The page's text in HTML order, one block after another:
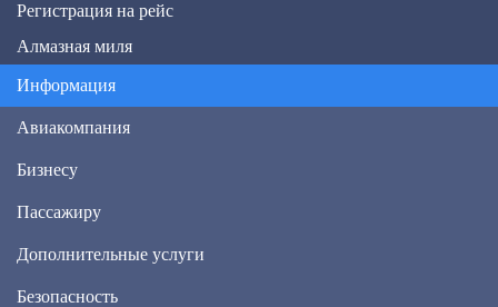
Регистрация на рейс
Алмазная миля
Информация
Авиакомпания
Бизнесу
Пассажиру
Дополнительные услуги
Безопасность